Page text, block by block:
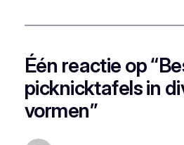
Één reactie op
picknicktafels in
vormen”